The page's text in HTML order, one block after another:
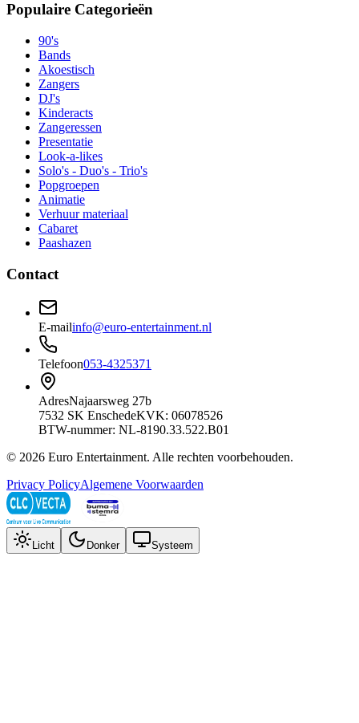
Populaire Categorieën
90's
Bands
Akoestisch
Zangers
DJ's
Kinderacts
Zangeressen
Presentatie
Look-a-likes
Solo's - Duo's - Trio's
Popgroepen
Animatie
Verhuur materiaal
Cabaret
Paashazen
Contact
E-mailinfo@euro-entertainment.nl
Telefoon053-4325371
AdresNajaarsweg 27b
7532 SK EnschedeKVK: 06078526
BTW-nummer: NL-8190.33.522.B01
© 2026 Euro Entertainment. Alle rechten voorbehouden.
Privacy PolicyAlgemene Voorwaarden
Licht Donker Systeem